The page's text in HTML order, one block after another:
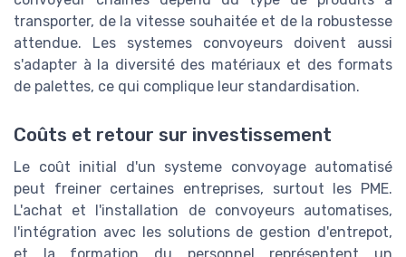
transporter, de la vitesse souhaitée et de la robustesse
attendue. Les systemes convoyeurs doivent aussi
s'adapter à la diversité des matériaux et des formats
de palettes, ce qui complique leur standardisation.
Coûts et retour sur investissement
Le coût initial d'un systeme convoyage automatisé
peut freiner certaines entreprises, surtout les PME.
L'achat et l'installation de convoyeurs automatises,
l'intégration avec les solutions de gestion d'entrepot,